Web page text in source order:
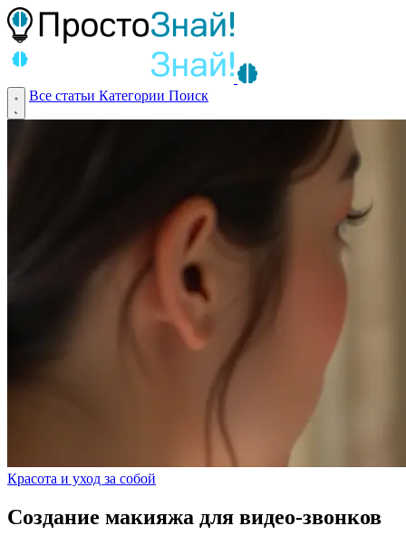
Все статьи Категории Поиск
Красота и уход за собой
Создание макияжа для видео-звонков